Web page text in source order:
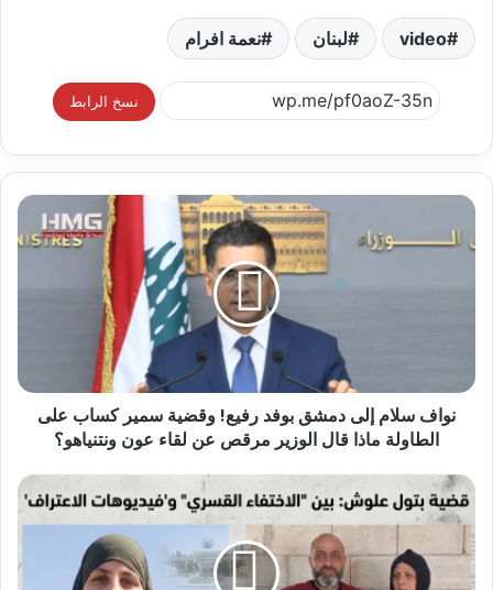
video لبنان نعمة افرام
نسخ الرابط
نواف سلام إلى دمشق بوفد رفيع! وقضية سمير كساب على
الطاولة ماذا قال الوزير مرقص عن لقاء عون ونتنياهو؟